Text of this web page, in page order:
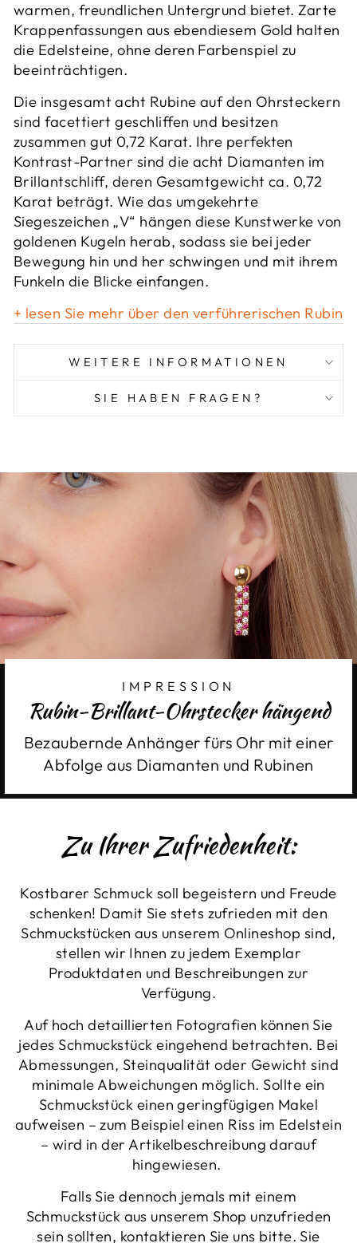
warmen, freundlichen Untergrund bietet. Zarte
Krappenfassungen aus ebendiesem Gold halten
die Edelsteine, ohne deren Farbenspiel zu
beeinträchtigen.
Die insgesamt acht Rubine auf den Ohrsteckern
sind facettiert geschliffen und besitzen
zusammen gut 0,72 Karat. Ihre perfekten
Kontrast-Partner sind die acht Diamanten im
Brillantschliff, deren Gesamtgewicht ca. 0,72
Karat beträgt. Wie das umgekehrte
Siegeszeichen „V“ hängen diese Kunstwerke von
goldenen Kugeln herab, sodass sie bei jeder
Bewegung hin und her schwingen und mit ihrem
Funkeln die Blicke einfangen.
+ lesen Sie mehr über den verführerischen Rubin
WEITERE INFORMATIONEN
SIE HABEN FRAGEN?
IMPRESSION
Rubin-Brillant-Ohrstecker hängend
Bezaubernde Anhänger fürs Ohr mit einer
Abfolge aus Diamanten und Rubinen
Zu Ihrer Zufriedenheit:
Kostbarer Schmuck soll begeistern und Freude
schenken! Damit Sie stets zufrieden mit den
Schmuckstücken aus unserem Onlineshop sind,
stellen wir Ihnen zu jedem Exemplar
Produktdaten und Beschreibungen zur
Verfügung.
Auf hoch detaillierten Fotografien können Sie
jedes Schmuckstück eingehend betrachten. Bei
Abmessungen, Steinqualität oder Gewicht sind
minimale Abweichungen möglich. Sollte ein
Schmuckstück einen geringfügigen Makel
aufweisen – zum Beispiel einen Riss im Edelstein
– wird in der Artikelbeschreibung darauf
hingewiesen.
Falls Sie dennoch jemals mit einem
Schmuckstück aus unserem Shop unzufrieden
sein sollten, kontaktieren Sie uns bitte. Sie